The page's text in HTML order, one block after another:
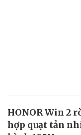
HONOR Win 2
hợp quạt tản